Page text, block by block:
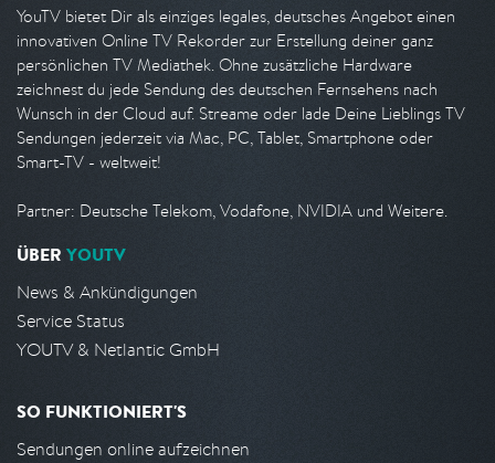
YouTV bietet Dir als einziges legales, deutsches Angebot einen
innovativen Online TV Rekorder zur Erstellung deiner ganz
persönlichen TV Mediathek. Ohne zusätzliche Hardware
zeichnest du jede Sendung des deutschen Fernsehens nach
Wunsch in der Cloud auf. Streame oder lade Deine Lieblings TV
Sendungen jederzeit via Mac, PC, Tablet, Smartphone oder
Smart-TV - weltweit!
Partner: Deutsche Telekom, Vodafone, NVIDIA und Weitere.
ÜBER YOUTV
News & Ankündigungen
Service Status
YOUTV & Netlantic GmbH
SO FUNKTIONIERT'S
Sendungen online aufzeichnen